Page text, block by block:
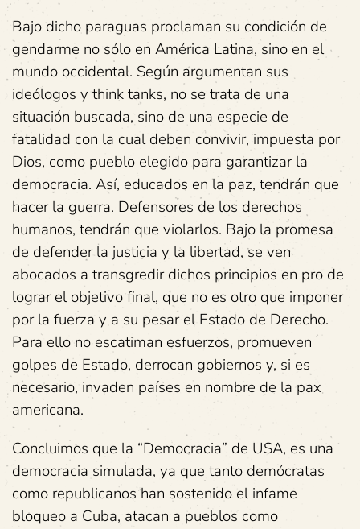
Bajo dicho paraguas proclaman su condición de
gendarme no sólo en América Latina, sino en el
mundo occidental. Según argumentan sus
ideólogos y think tanks, no se trata de una
situación buscada, sino de una especie de
fatalidad con la cual deben convivir, impuesta por
Dios, como pueblo elegido para garantizar la
democracia. Así, educados en la paz, tendrán que
hacer la guerra. Defensores de los derechos
humanos, tendrán que violarlos. Bajo la promesa
de defender la justicia y la libertad, se ven
abocados a transgredir dichos principios en pro de
lograr el objetivo final, que no es otro que imponer
por la fuerza y a su pesar el Estado de Derecho.
Para ello no escatiman esfuerzos, promueven
golpes de Estado, derrocan gobiernos y, si es
necesario, invaden países en nombre de la pax
americana.
Concluimos que la “Democracia” de USA, es una
democracia simulada, ya que tanto demócratas
como republicanos han sostenido el infame
bloqueo a Cuba, atacan a pueblos como